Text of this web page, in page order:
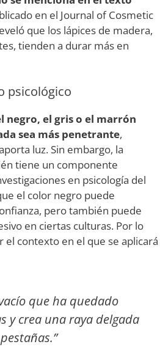
en el Journal of Cosmetic
que los lápices de madera,
tienden a durar más en
psicológico
negro, el gris o el marrón
sea más penetrante,
luz. Sin embargo, la
tiene un componente
en psicología del
el color negro puede
pero también puede
en ciertas culturas. Por lo
el contexto en el que se aplicará
que ha quedado
y crea una raya delgada